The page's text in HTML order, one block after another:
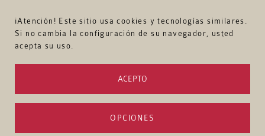
¡Atención! Este sitio usa cookies y tecnologías similares.
Si no cambia la configuración de su navegador, usted
acepta su uso.
ACEPTO
OPCIONES